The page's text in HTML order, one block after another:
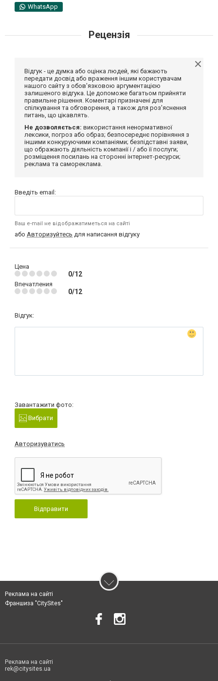
WhatsApp
Рецензія
Відгук - це думка або оцінка людей, які бажають
передати досвід або враження іншим користувачам
нашого сайту з обов'язковою аргументацією
залишеного відгука. Це допоможе багатьом прийняти
правильне рішення. Коментарі призначені для
спілкування та обговорення, а також для роз'яснення
питань, що цікавлять.
Не дозволяється: використання ненормативної
лексики, погроз або образ; безпосереднє порівняння з
іншими конкуруючими компаніями; безпідставні заяви,
що ображають діяльність компанії і / або її послуги;
розміщення посилань на сторонні інтернет-ресурси;
реклама та самореклама.
Введіть email:
Ваш e-mail не відображатиметься на сайті
або Авторизуйтесь для написання відгуку
Цена
0/12
Впечатления
0/12
Відгук:
Завантажити фото:
Вибрати
Авторизуватись
Відправити
Реклама на сайті
Франшиза "CitySites"
Реклама на сайті
rek@citysites.ua